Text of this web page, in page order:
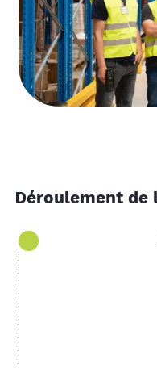
Déroulement de